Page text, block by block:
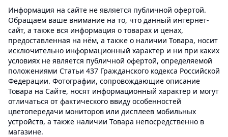
Информация на сайте не является публичной офертой.
Обращаем ваше внимание на то, что данный интернет-
сайт, а также вся информация о товарах и ценах,
предоставленная на нём, а также о наличии Товара, носит
исключительно информационный характер и ни при каких
условиях не является публичной офертой, определяемой
положениями Статьи 437 Гражданского кодекса Российской
Федерации. Фотографии, сопровождающие описание
Товара на Сайте, носят информационный характер и могут
отличаться от фактического ввиду особенностей
цветопередачи мониторов или дисплеев мобильных
устройств, а также наличии Товара непосредственно в
магазине.